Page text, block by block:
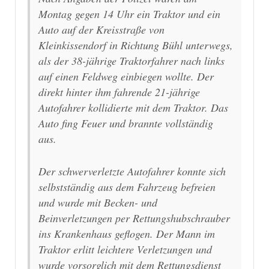
Montag gegen 14 Uhr ein Traktor und ein
Auto auf der Kreisstraße von
Kleinkissendorf in Richtung Bühl unterwegs,
als der 38-jährige Traktorfahrer nach links
auf einen Feldweg einbiegen wollte. Der
direkt hinter ihm fahrende 21-jährige
Autofahrer kollidierte mit dem Traktor. Das
Auto fing Feuer und brannte vollständig
aus.
Der schwerverletzte Autofahrer konnte sich
selbstständig aus dem Fahrzeug befreien
und wurde mit Becken- und
Beinverletzungen per Rettungshubschrauber
ins Krankenhaus geflogen. Der Mann im
Traktor erlitt leichtere Verletzungen und
wurde vorsorglich mit dem Rettungsdienst